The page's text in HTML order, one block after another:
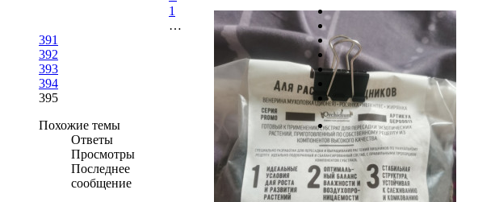
1
…
391
392
393
394
395
Похожие темы
Ответы
Просмотры
Последнее
сообщение